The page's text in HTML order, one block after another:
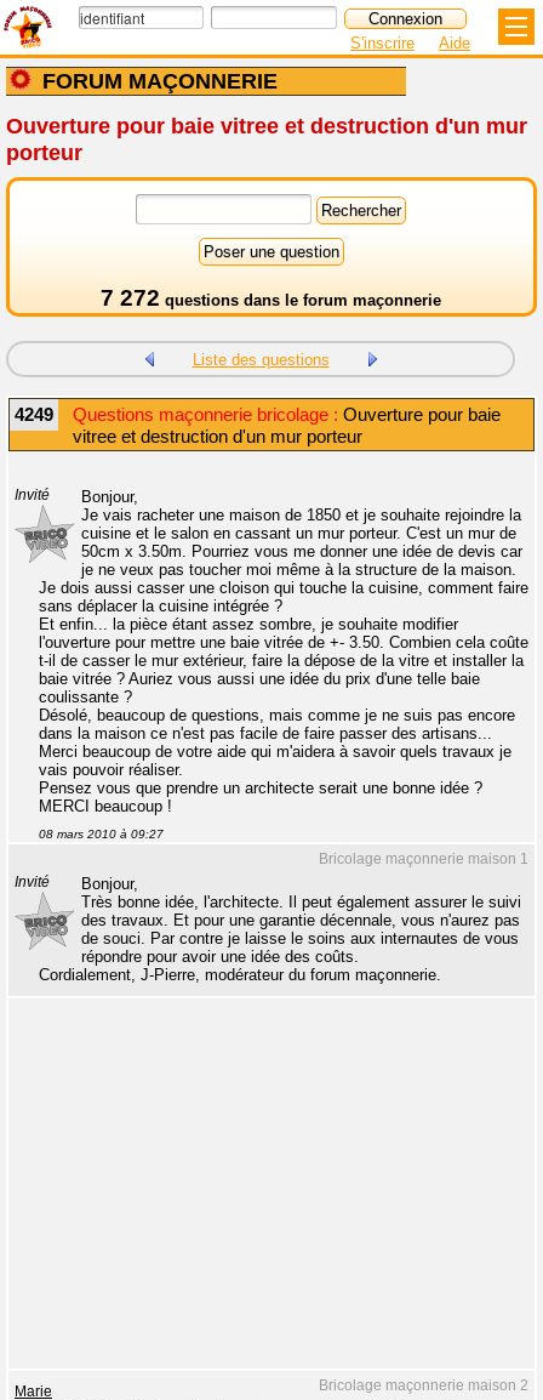
FORUM MAÇONNERIE
S'inscrire Aide
Ouverture pour baie vitree et destruction d'un mur
porteur
7 272 questions dans le forum maçonnerie
Liste des questions
4249 Questions maçonnerie bricolage : Ouverture pour baie
vitree et destruction d'un mur porteur
Invité
Bonjour,
Je vais racheter une maison de 1850 et je souhaite rejoindre la
cuisine et le salon en cassant un mur porteur. C'est un mur de
50cm x 3.50m. Pourriez vous me donner une idée de devis car
je ne veux pas toucher moi même à la structure de la maison.
Je dois aussi casser une cloison qui touche la cuisine, comment faire
sans déplacer la cuisine intégrée ?
Et enfin... la pièce étant assez sombre, je souhaite modifier
l'ouverture pour mettre une baie vitrée de +- 3.50. Combien cela coûte
t-il de casser le mur extérieur, faire la dépose de la vitre et installer la
baie vitrée ? Auriez vous aussi une idée du prix d'une telle baie
coulissante ?
Désolé, beaucoup de questions, mais comme je ne suis pas encore
dans la maison ce n'est pas facile de faire passer des artisans...
Merci beaucoup de votre aide qui m'aidera à savoir quels travaux je
vais pouvoir réaliser.
Pensez vous que prendre un architecte serait une bonne idée ?
MERCI beaucoup !
08 mars 2010 à 09:27
Bricolage maçonnerie maison 1
Invité
Bonjour,
Très bonne idée, l'architecte. Il peut également assurer le suivi
des travaux. Et pour une garantie décennale, vous n'aurez pas
de souci. Par contre je laisse le soins aux internautes de vous
répondre pour avoir une idée des coûts.
Cordialement, J-Pierre, modérateur du forum maçonnerie.
Bricolage maçonnerie maison 2
Marie